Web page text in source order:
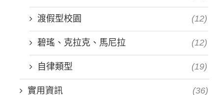
渡假型校園 (12)
碧瑤、克拉克、馬尼拉 (12)
自律類型 (19)
實用資訊 (36)